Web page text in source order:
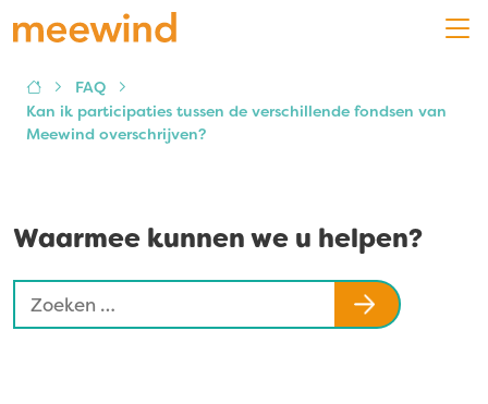
FAQ
Kan ik participaties tussen de verschillende fondsen van
Meewind overschrijven?
Waarmee kunnen we u helpen?
naar:
Als de resultaten voor automatisch aanvullen